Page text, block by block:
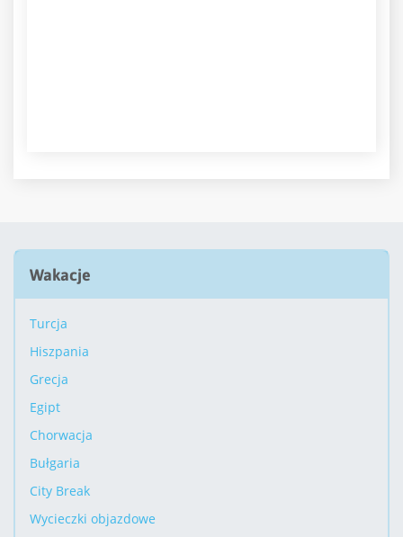
Wakacje
Turcja
Hiszpania
Grecja
Egipt
Chorwacja
Bułgaria
City Break
Wycieczki objazdowe